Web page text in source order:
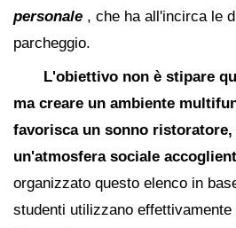
personale , che ha all'incirca le
parcheggio.
L'obiettivo non è stipare
ma creare un ambiente
favorisca un sonno
un'atmosfera sociale
organizzato questo elenco in
studenti utilizzano